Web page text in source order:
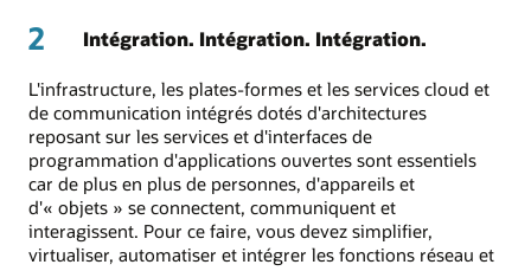
2 Intégration. Intégration. Intégration.
L'infrastructure, les plates-formes et les services cloud et
de communication intégrés dotés d'architectures
reposant sur les services et d'interfaces de
programmation d'applications ouvertes sont essentiels
car de plus en plus de personnes, d'appareils et
d'« objets » se connectent, communiquent et
interagissent. Pour ce faire, vous devez simplifier,
virtualiser, automatiser et intégrer les fonctions réseau et